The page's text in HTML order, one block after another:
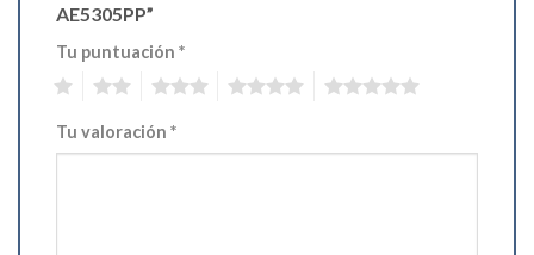
AE5305PP”
Tu puntuación *
Tu valoración *